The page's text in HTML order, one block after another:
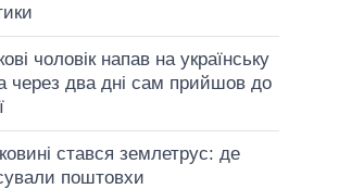
чоловік напав на українську
через два дні сам прийшов до
стався землетрус: де
поштовхи